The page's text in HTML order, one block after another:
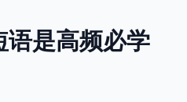
语是高频必学